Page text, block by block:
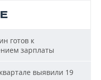
готов к
зарплаты
выявили 19